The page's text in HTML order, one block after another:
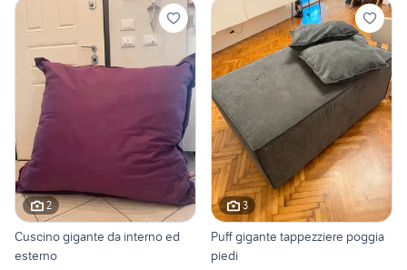
2
Cuscino gigante da interno ed
esterno
3
Puff gigante tappezziere poggia
piedi